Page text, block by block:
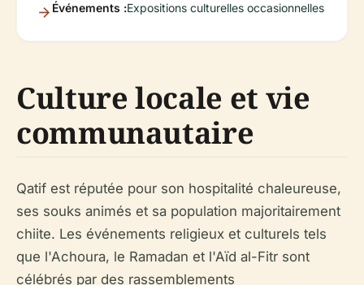
Événements :Expositions culturelles occasionnelles
Culture locale et vie
communautaire
Qatif est réputée pour son hospitalité chaleureuse,
ses souks animés et sa population majoritairement
chiite. Les événements religieux et culturels tels
que l'Achoura, le Ramadan et l'Aïd al-Fitr sont
célébrés par des rassemblements